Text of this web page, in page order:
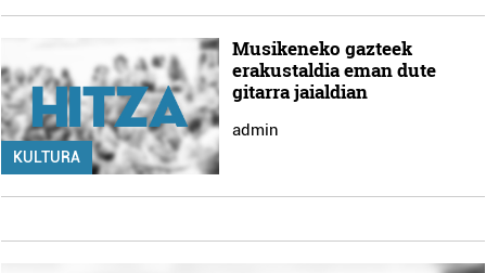
KULTURA
Musikeneko gazteek
erakustaldia eman dute
gitarra jaialdian
admin